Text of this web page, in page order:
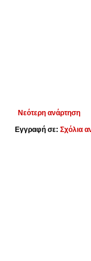
Νεότερη ανάρτηση
Εγγραφή σε: Σχόλια